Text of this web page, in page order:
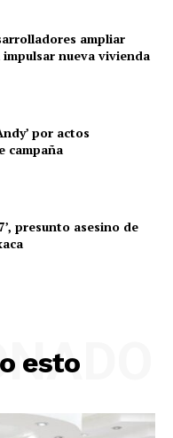
ampliar
nueva vivienda
por actos
campaña
presunto asesino de
esto